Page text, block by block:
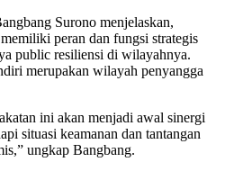
Surono menjelaskan,
peran dan fungsi strategis
public resiliensi di wilayahnya.
merupakan wilayah penyangga
ini akan menjadi awal sinergi
situasi keamanan dan tantangan
ungkap Bangbang.